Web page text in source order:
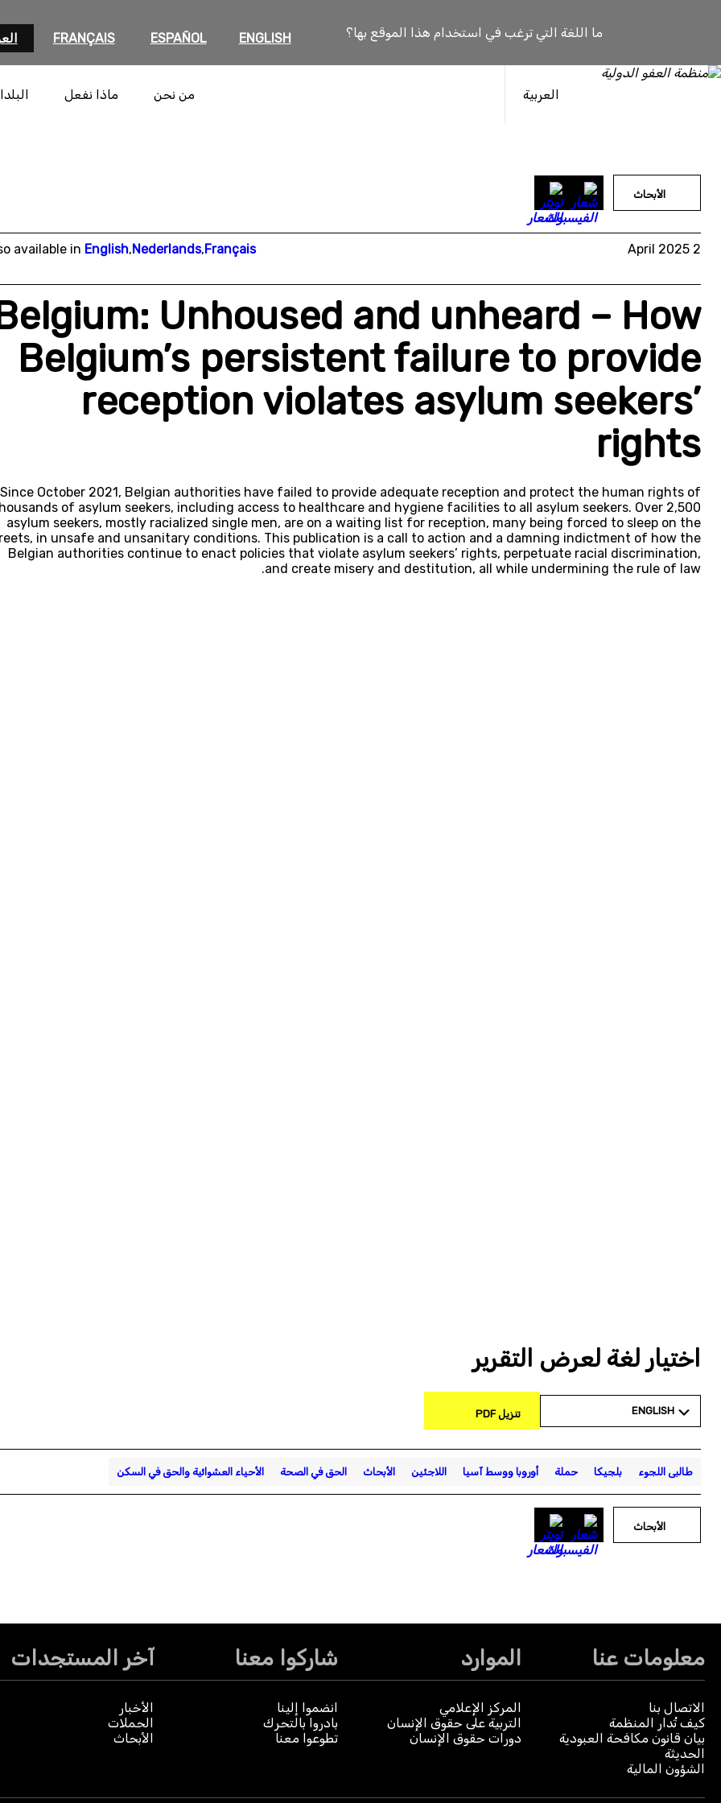
ما اللغة التي ترغب في استخدام هذا الموقع بها؟ ENGLISH
ESPAÑOL
FRANÇAIS
العربية من نحن ماذا نفعل
الأبحاث
2 April 2025
available in English,Nederlands,Français
Unhoused and unheard – How
Belgium’s persistent failure to provide
reception violates asylum seekers’
rights
Since October 2021, Belgian authorities have failed to provide adequate reception and protect the human rights of
of asylum seekers, including access to healthcare and hygiene facilities to all asylum seekers. Over 2,500
asylum seekers, mostly racialized single men, are on a waiting list for reception, many being forced to sleep on the
in unsafe and unsanitary conditions. This publication is a call to action and a damning indictment of how the
Belgian authorities continue to enact policies that violate asylum seekers’ rights, perpetuate racial discrimination,
and create misery and destitution, all while undermining the rule of law.
اختيار لغة لعرض التقرير
ENGLISH تنزيل PDF
طالبى اللجوء بلجيكا حملة أوروبا ووسط آسيا اللاجئين الأبحاث الحق في الصحة الأحياء العشوائية والحق في السكن
الأبحاث
معلومات عنا
الاتصال بنا
كيف تُدار المنظمة
بيان قانون مكافحة العبودية
الحديثة
الشؤون المالية
الموارد
المركز الإعلامي
التربية على حقوق الإنسان
دورات حقوق الإنسان
شاركوا معنا
انضموا إلينا
بادروا بالتحرك
تطوعوا معنا
آخر المستجدات
الأخبار
الحملات
الأبحاث